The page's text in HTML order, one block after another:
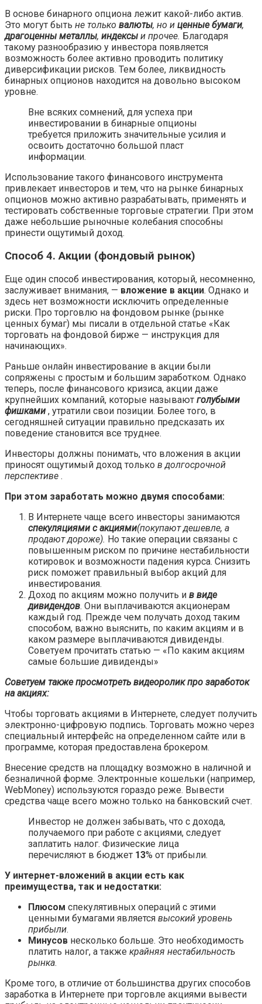
В основе бинарного опциона лежит какой-либо актив.
Это могут быть не только валюты, но и ценные бумаги,
драгоценны металлы, индексы и прочее. Благодаря
такому разнообразию у инвестора появляется
возможность более активно проводить политику
диверсификации рисков. Тем более, ликвидность
бинарных опционов находится на довольно высоком
уровне.
Вне всяких сомнений, для успеха при
инвестировании в бинарные опционы
требуется приложить значительные усилия и
освоить достаточно большой пласт
информации.
Использование такого финансового инструмента
привлекает инвесторов и тем, что на рынке бинарных
опционов можно активно разрабатывать, применять и
тестировать собственные торговые стратегии. При этом
даже небольшие рыночные колебания способны
принести ощутимый доход.
Способ 4. Акции (фондовый рынок)
Еще один способ инвестирования, который, несомненно,
заслуживает внимания, — вложение в акции. Однако и
здесь нет возможности исключить определенные
риски. Про торговлю на фондовом рынке (рынке
ценных бумаг) мы писали в отдельной статье «Как
торговать на фондовой бирже — инструкция для
начинающих».
Раньше онлайн инвестирование в акции были
сопряжены с простым и большим заработком. Однако
теперь, после финансового кризиса, акции даже
крупнейших компаний, которые называют голубыми
фишками , утратили свои позиции. Более того, в
сегодняшней ситуации правильно предсказать их
поведение становится все труднее.
Инвесторы должны понимать, что вложения в акции
приносят ощутимый доход только в долгосрочной
перспективе .
При этом заработать можно двумя способами:
В Интернете чаще всего инвесторы занимаются
спекуляциями с акциями(покупают дешевле, а
продают дороже). Но такие операции связаны с
повышенным риском по причине нестабильности
котировок и возможности падения курса. Снизить
риск поможет правильный выбор акций для
инвестирования.
Доход по акциям можно получить и в виде
дивидендов. Они выплачиваются акционерам
каждый год. Прежде чем получать доход таким
способом, важно выяснить, по каким акциям и в
каком размере выплачиваются дивиденды.
Советуем прочитать статью — «По каким акциям
самые большие дивиденды»
Советуем также просмотреть видеоролик про заработок
на акциях:
Чтобы торговать акциями в Интернете, следует получить
электронно-цифровую подпись. Торговать можно через
специальный интерфейс на определенном сайте или в
программе, которая предоставлена брокером.
Внесение средств на площадку возможно в наличной и
безналичной форме. Электронные кошельки (например,
WebMoney) используются гораздо реже. Вывести
средства чаще всего можно только на банковский счет.
Инвестор не должен забывать, что с дохода,
получаемого при работе с акциями, следует
заплатить налог. Физические лица
перечисляют в бюджет 13% от прибыли.
У интернет-вложений в акции есть как
преимущества, так и недостатки:
Плюсом спекулятивных операций с этими
ценными бумагами является высокий уровень
прибыли.
Минусов несколько больше. Это необходимость
платить налог, а также крайняя нестабильность
рынка.
Кроме того, в отличие от большинства других способов
заработка в Интернете при торговле акциями вывести